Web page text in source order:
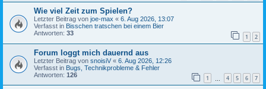
Wie viel Zeit zum Spielen?
Letzter Beitrag von joe-max « 6. Aug 2026, 13:07
Verfasst in Bisschen tratschen bei einem Bier
Antworten: 33 1 2
Forum loggt mich dauernd aus
Letzter Beitrag von snoisiV « 6. Aug 2026, 12:26
Verfasst in Bugs, Technikprobleme & Fehler
Antworten: 126 1 4 5 6 7